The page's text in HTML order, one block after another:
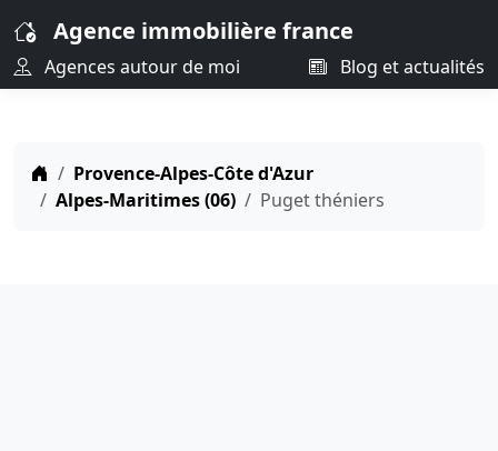
Agence immobilière france
Agences autour de moi Blog et actualités
Provence-Alpes-Côte d'Azur
Alpes-Maritimes (06)
Puget théniers